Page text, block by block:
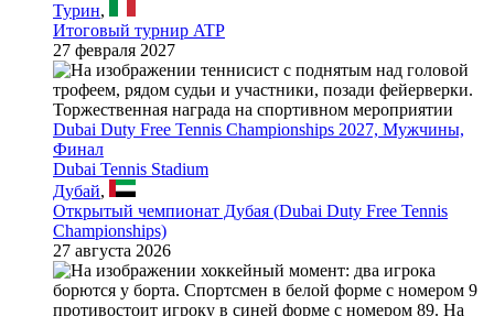
Турин,
Итоговый турнир ATP
27 февраля 2027
Dubai Duty Free Tennis Championships 2027, Мужчины,
Финал
Dubai Tennis Stadium
Дубай,
Открытый чемпионат Дубая (Dubai Duty Free Tennis
Championships)
27 августа 2026